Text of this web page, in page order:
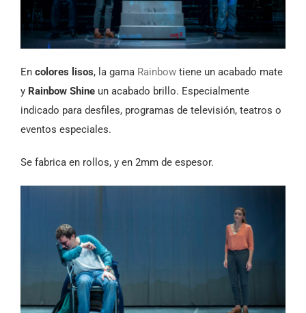
En colores lisos, la gama Rainbow tiene un acabado mate
y Rainbow Shine un acabado brillo. Especialmente
indicado para desfiles, programas de televisión, teatros o
eventos especiales.
Se fabrica en rollos, y en 2mm de espesor.